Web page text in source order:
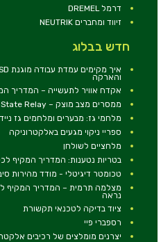
דרמל DREMEL
זיווד ומחברים NEUTRIK
חדש בבלוג
והארקה
אקדח אוויר לתעשייה – המדריך
ממסרים מצב מוצק – Solid State Relay
מלחמי גז: מבערים ומלחמים גז
ספריי ניקוי מגעים באלקטרוניקה
מלחציים לשולחן
בטריות נטענות: המדריך המקיף
טכומטר דיגיטלי - מודד מהירות
מצלמה תרמית – המדריך המקיף
נראה
ציוד בדיקה לטכנאי תקשורת
רספברי פיי
יצרנים מומלצים של רכיבים